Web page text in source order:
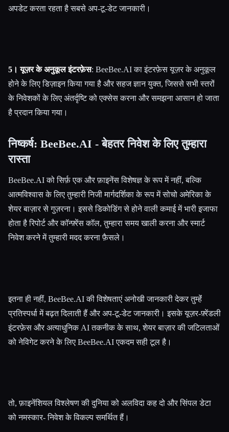
अपडेट करता रहता है सबसे अप-टू-डेट जानकारी।
5। यूज़र के अनुकूल इंटरफ़ेस: BeeBee.AI का इंटरफ़ेस यूज़र के अनुकूल
होने के लिए डिज़ाइन किया गया है और सहज ज्ञान युक्त, जिससे सभी स्तरों
के निवेशकों के लिए अंतर्दृष्टि को एक्सेस करना और समझना आसान हो जाता
है प्रदान किया गया।
निष्कर्ष: BeeBee.AI - बेहतर निवेश के लिए तुम्हारा
रास्ता
BeeBee.AI को सिर्फ़ एक और फ़ाइनेंस विशेषज्ञ के रूप में नहीं, बल्कि
आत्मविश्वास के लिए तुम्हारी निजी मार्गदर्शिका के रूप में सोचो अमेरिका के
शेयर बाज़ार से गुज़रना। इससे डिकोडिंग से होने वाली कमाई में भारी इजाफा
होता है रिपोर्ट और कॉन्फ़्रेंस कॉल, तुम्हारा समय खाली करना और स्मार्ट
निवेश करने में तुम्हारी मदद करना फ़ैसले।
इतना ही नहीं, BeeBee.AI की विशेषताएं अनोखी जानकारी देकर तुम्हेंं
प्रतिस्पर्धा में बढ़त दिलाती हैं और अप-टू-डेट जानकारी। इसके यूज़र-फ़्रेंडली
इंटरफ़ेस और अत्याधुनिक AI तकनीक के साथ, शेयर बाज़ार की जटिलताओं
को नेविगेट करने के लिए BeeBee.AI एकदम सही टूल है।
तो, फ़ाइनेंशियल विश्लेषण की दुनिया को अलविदा कह दो और सिंपल डेटा
को नमस्कार- निवेश के विकल्प समर्थित हैं।